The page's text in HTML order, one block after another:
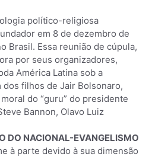
político-religiosa
em 8 de dezembro de
Brasil. Essa reunião de cúpula,
por seus organizadores,
América Latina sob a
filhos de Jair Bolsonaro,
do “guru” do presidente
Bannon, Olavo Luiz
DO NACIONAL-EVANGELISMO
à parte devido à sua dimensão